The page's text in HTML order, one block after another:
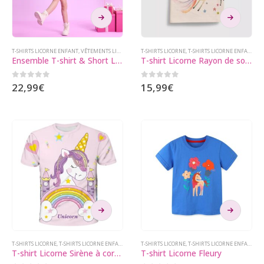
Ce
produit
a
plusieurs
variations.
choisies
sur
la
page
du
produit
T-SHIRTS LICORNE ENFANT,VÊTEMENTS LICORNE
Ensemble T-shirt & Short Licorne Sunset
0 sur 5
22,99€
Ce
produit
a
plusieurs
variations.
sur
page
du
T-SHIRTS LICORNE,T-SHIRTS LICORNE ENFANT
T-shirt Licorne Rayon de soleil
0 sur 5
15,99€
Ce
produit
plusieurs
variations.
T-SHIRTS LICORNE,T-SHIRTS LICORNE ENFANT VÊTEMENTS LICORNE
T-shirt Licorne Sirène à corne
Ce
produit
plusieurs
variations.
T-SHIRTS LICORNE,T-SHIRTS LICORNE ENFANT
T-shirt Licorne Fleury